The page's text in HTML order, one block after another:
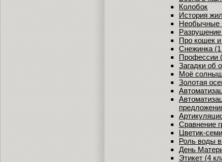
Колобок
История
Необычные
Про кошек
Снежинка
Профессии
Загадки об
Моё
Золотая
Сравнение
Цветик-
Роль воды
День
Этикет (4